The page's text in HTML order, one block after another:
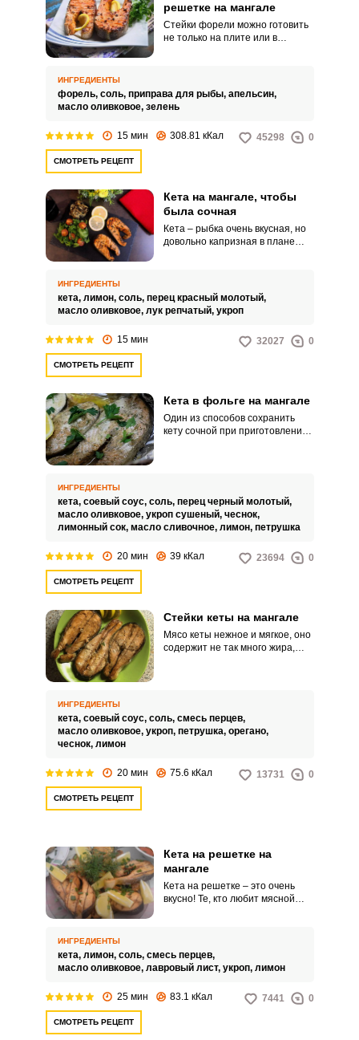
решетке на мангале
Стейки форели можно готовить
не только на плите или в
ИНГРЕДИЕНТЫ
форель, соль, приправа для рыбы, апельсин,
масло оливковое, зелень
15 мин 308.81 кКал 45298 0
СМОТРЕТЬ РЕЦЕПТ
Кета на мангале, чтобы
была сочная
Кета – рыбка очень вкусная, но
довольно капризная в плане
соблюсти адекватное время
термической обработки, то кета
получится сухой.
ИНГРЕДИЕНТЫ
кета, лимон, соль, перец красный молотый,
масло оливковое, лук репчатый, укроп
15 мин 32027 0
СМОТРЕТЬ РЕЦЕПТ
Кета в фольге на мангале
Один из способов сохранить
кету сочной при приготовлении
завернем в фольгу вместе с
кетой еще и сливочное масло.
ИНГРЕДИЕНТЫ
кета, соевый соус, соль, перец черный молотый,
масло оливковое, укроп сушеный, чеснок,
лимонный сок, масло сливочное, лимон, петрушка
20 мин 39 кКал 23694 0
СМОТРЕТЬ РЕЦЕПТ
Стейки кеты на мангале
Мясо кеты нежное и мягкое, оно
содержит не так много жира,
крупные стейки – так мякоть
удержит больше сока.
ИНГРЕДИЕНТЫ
кета, соевый соус, соль, смесь перцев,
масло оливковое, укроп, петрушка, орегано,
чеснок, лимон
20 мин 75.6 кКал 13731 0
СМОТРЕТЬ РЕЦЕПТ
Кета на решетке на
мангале
Кета на решетке – это очень
вкусно! Те, кто любит мясной
замаринуем рыбу в смеси
лимонного сока, оливкового
масла и специй.
ИНГРЕДИЕНТЫ
кета, лимон, соль, смесь перцев,
масло оливковое, лавровый лист, укроп, лимон
25 мин 83.1 кКал 7441 0
СМОТРЕТЬ РЕЦЕПТ